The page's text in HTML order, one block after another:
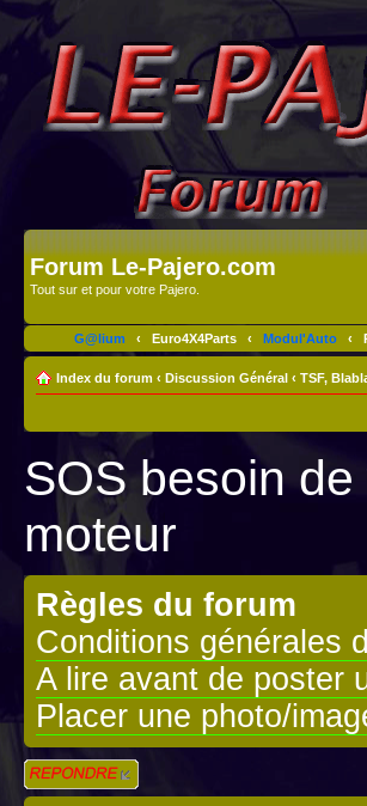
Forum Le-Pajero.com
Tout sur et pour votre Pajero.
G@lium ‹ Euro4X4Parts ‹ Modul'Auto ‹
Index du forum ‹ Discussion Général ‹ TSF,
SOS besoin
moteur
Règles du forum
Conditions générales
A lire avant de poster
Placer une photo/
Répondre